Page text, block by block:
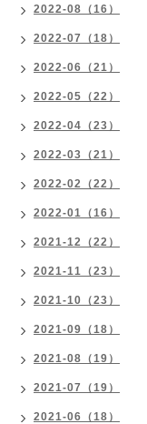
2022-08（16）
2022-07（18）
2022-06（21）
2022-05（22）
2022-04（23）
2022-03（21）
2022-02（22）
2022-01（16）
2021-12（22）
2021-11（23）
2021-10（23）
2021-09（18）
2021-08（19）
2021-07（19）
2021-06（18）